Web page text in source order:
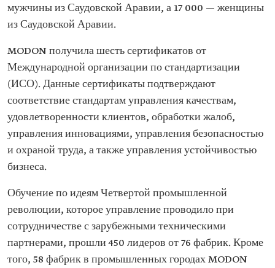
мужчины из Саудовской Аравии, а 17 000 — женщины
из Саудовской Аравии.
MODON получила шесть сертификатов от
Международной организации по стандартизации
(ИСО). Данные сертификаты подтверждают
соответствие стандартам управления качествам,
удовлетворенности клиентов, обработки жалоб,
управления инновациями, управления безопасностью
и охраной труда, а также управления устойчивостью
бизнеса.
Обучение по идеям Четвертой промышленной
революции, которое управление проводило при
сотрудничестве с зарубежными техническими
партнерами, прошли 450 лидеров от 76 фабрик. Кроме
того, 58 фабрик в промышленных городах MODON